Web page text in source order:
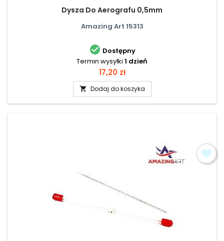
Dysza Do Aerografu 0,5mm
Amazing Art 15313
 Dostępny
Termin wysyłki 1 dzień
Cena
17,20 zł
 Dodaj do koszyka